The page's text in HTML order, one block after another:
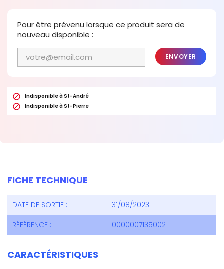
Pour être prévenu lorsque ce produit sera de
nouveau disponible :
ENVOYER
 Indisponible à St-André
 Indisponible à St-Pierre
FICHE TECHNIQUE
DATE DE SORTIE :
31/08/2023
RÉFÉRENCE :
0000007135002
CARACTÉRISTIQUES